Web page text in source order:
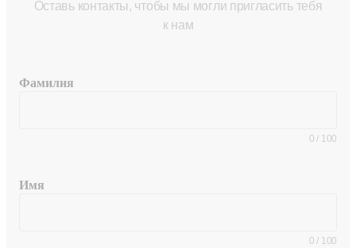
Оставь контакты, чтобы мы могли пригласить тебя
к нам
Фамилия
0 / 100
Имя
0 / 100